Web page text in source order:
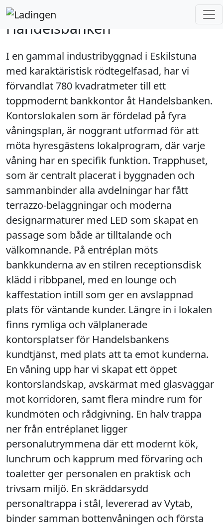
Ladingen
Handelsbanken
I en gammal industribyggnad i Eskilstuna
med karaktäristisk rödtegelfasad, har vi
förvandlat 780 kvadratmeter till ett
toppmodernt bankkontor åt Handelsbanken.
Kontorslokalen som är fördelad på fyra
våningsplan, är noggrant utformad för att
möta hyresgästens lokalprogram, där varje
våning har en specifik funktion. Trapphuset,
som är centralt placerat i byggnaden och
sammanbinder alla avdelningar har fått
terrazzo-beläggningar och moderna
designarmaturer med LED som skapat en
passage som både är tilltalande och
välkomnande. På entréplan möts
bankkunderna av en stilren receptionsdisk
klädd i ribbpanel, med en lounge och
kaffestation intill som ger en avslappnad
plats för väntande kunder. Längre in i lokalen
finns rymliga och välplanerade
kontorsplatser för Handelsbankens
kundtjänst, med plats att ta emot kunderna.
En våning upp har vi skapat ett öppet
kontorslandskap, avskärmat med glasväggar
mot korridoren, samt flera mindre rum för
kundmöten och rådgivning. En halv trappa
ner från entréplanet ligger
personalutrymmena där ett modernt kök,
lunchrum och kapprum med förvaring och
toaletter ger personalen en praktisk och
trivsam miljö. En skräddarsydd
personaltrappa i stål, levererad av Vytab,
binder samman bottenvåningen och första